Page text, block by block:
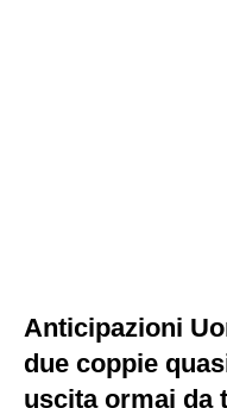
Anticipazioni
due coppie
uscita ormai da